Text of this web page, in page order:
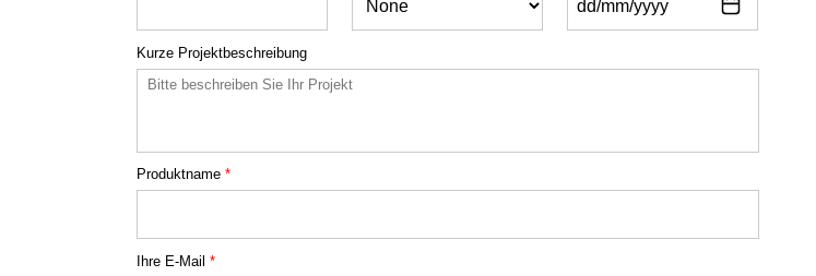
Kurze Projektbeschreibung
Produktname *
Ihre E-Mail *